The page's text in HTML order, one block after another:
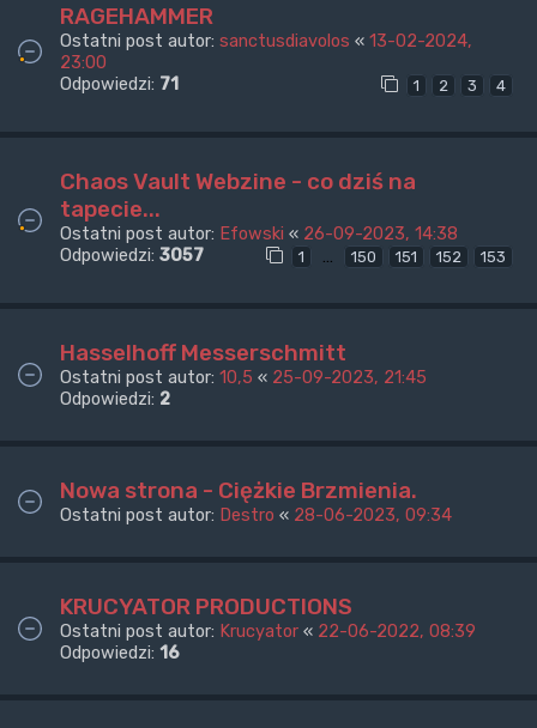
RAGEHAMMER
Ostatni post autor: sanctusdiavolos « 13-02-2024,
23:00
Odpowiedzi: 71 1 2 3 4
Chaos Vault Webzine - co dziś na
tapecie...
Ostatni post autor: Efowski « 26-09-2023, 14:38
Odpowiedzi: 3057 1 … 150 151 152 153
Hasselhoff Messerschmitt
Ostatni post autor: 10,5 « 25-09-2023, 21:45
Odpowiedzi: 2
Nowa strona - Ciężkie Brzmienia.
Ostatni post autor: Destro « 28-06-2023, 09:34
KRUCYATOR PRODUCTIONS
Ostatni post autor: Krucyator « 22-06-2022, 08:39
Odpowiedzi: 16